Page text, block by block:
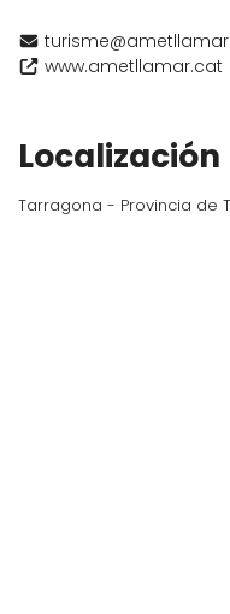
www.ametllamar.cat
Localización
Tarragona - Provincia de